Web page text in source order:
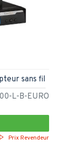
L-B-EURO
sans fil
Prix Revendeur